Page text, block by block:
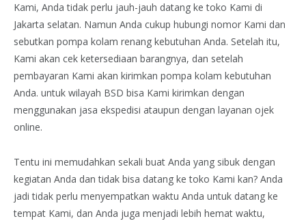
Kami, Anda tidak perlu jauh-jauh datang ke toko Kami di
Jakarta selatan. Namun Anda cukup hubungi nomor Kami dan
sebutkan pompa kolam renang kebutuhan Anda. Setelah itu,
Kami akan cek ketersediaan barangnya, dan setelah
pembayaran Kami akan kirimkan pompa kolam kebutuhan
Anda. untuk wilayah BSD bisa Kami kirimkan dengan
menggunakan jasa ekspedisi ataupun dengan layanan ojek
online.
Tentu ini memudahkan sekali buat Anda yang sibuk dengan
kegiatan Anda dan tidak bisa datang ke toko Kami kan? Anda
jadi tidak perlu menyempatkan waktu Anda untuk datang ke
tempat Kami, dan Anda juga menjadi lebih hemat waktu,